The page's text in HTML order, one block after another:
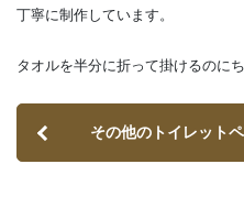
丁寧に制作しています。
タオルを半分に折って掛けるのに
その他のトイレット